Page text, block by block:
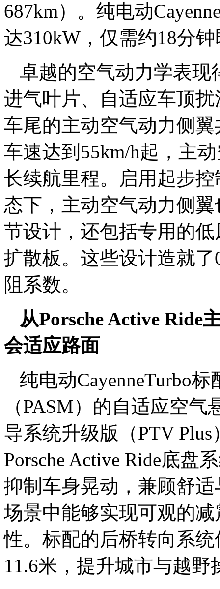
687km）。纯电动
达310kW，仅需约18分
卓越的空气动力学表现
进气叶片、自适应车顶扰
车尾的主动空气动力侧
车速达到55km/h起，主
长续航里程。启用起步
态下，主动空气动力侧
节设计，还包括专用的
扩散板。这些设计造就了
阻系数。
从Porsche Active Ride
会适应路面
纯电动CayenneTurbo
（PASM）的自适应空
导系统升级版（PTV
Porsche Active Ride底盘
抑制车身晃动，兼顾舒
场景中能够实现可观的
性。标配的后桥转向系
11.6米，提升城市与越野